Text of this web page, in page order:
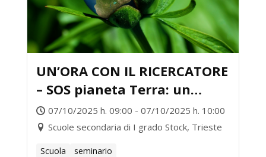
UN’ORA CON IL RICERCATORE
– SOS pianeta Terra: un
viaggio tra dati e ambiente
07/10/2025 h. 09:00 - 07/10/2025 h. 10:00
Scuole secondaria di I grado Stock, Trieste
Scuola seminario